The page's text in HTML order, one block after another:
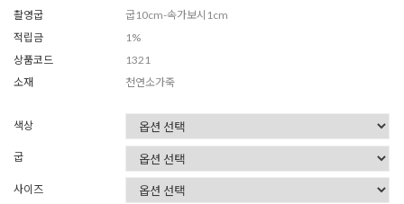
촬영굽
굽10cm-속가보시1cm
적립금
1%
상품코드
1321
소재
천연소가죽
색상
굽
사이즈